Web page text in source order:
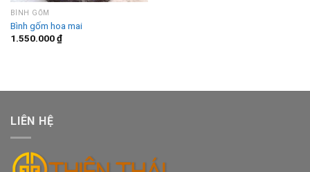
BÌNH GỐM
Bình gốm hoa mai
1.550.000₫
LIÊN HỆ